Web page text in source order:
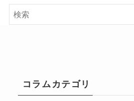
コラムカテゴリ